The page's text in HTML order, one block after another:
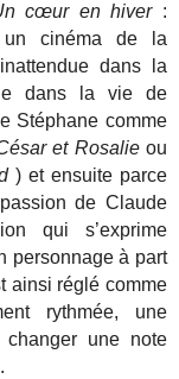
cœur en hiver :
un cinéma de la
dans la
dans la vie de
Stéphane comme
et Rosalieou
) et ensuite parce
de Claude
qui s’exprime
personnage à part
ainsi réglé comme
rythmée, une
changer une note